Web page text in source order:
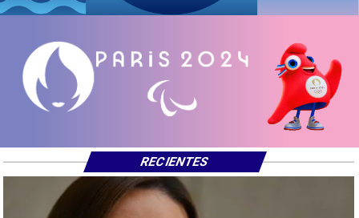
RECIENTES